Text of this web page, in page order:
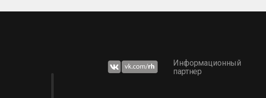
Информационный
партнер